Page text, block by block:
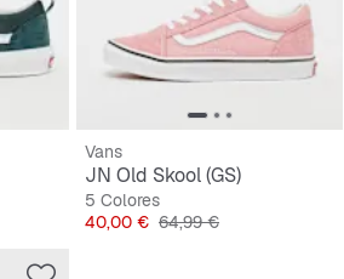
Vans
JN Old Skool (GS)
5 Colores
Precio
40,00 € Precio original
64,99 €